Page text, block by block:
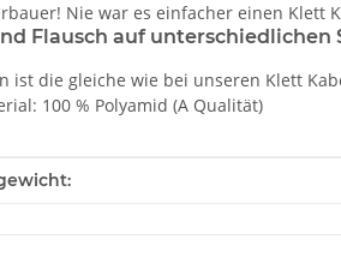
Nie war es einfacher einen Klett
Flausch auf unterschiedlichen
ist die gleiche wie bei unseren Klett
100 % Polyamid (A Qualität)